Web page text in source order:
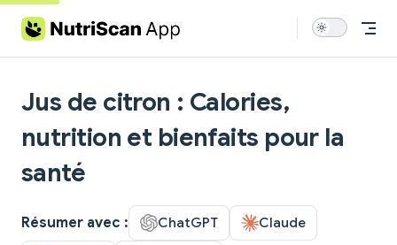
Skip to content
Jus de citron : Calories,
nutrition et bienfaits pour la
santé
Résumer avec : ChatGPT Claude